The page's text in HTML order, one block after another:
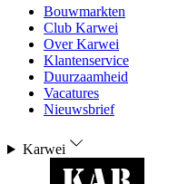
Bouwmarkten
Club Karwei
Over Karwei
Klantenservice
Duurzaamheid
Vacatures
Nieuwsbrief
Karwei